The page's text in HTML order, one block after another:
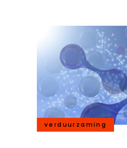
verduurzaming